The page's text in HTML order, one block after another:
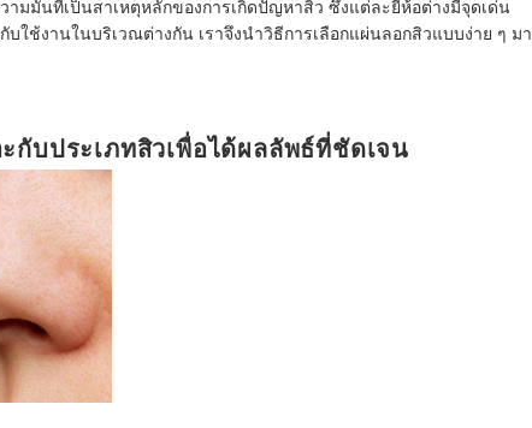
มมันที่เป็นสาเหตุหลักของการเกิดปัญหาสิว ซึ่งแต่ละยี่ห้อต่างมีจุดเด่น
ใช้งานในบริเวณต่างกัน เราจึงนำวิธีการเลือกแผ่นลอกสิวแบบง่าย ๆ มา
กับประเภทสิวเพื่อได้ผลลัพธ์ที่ชัดเจน